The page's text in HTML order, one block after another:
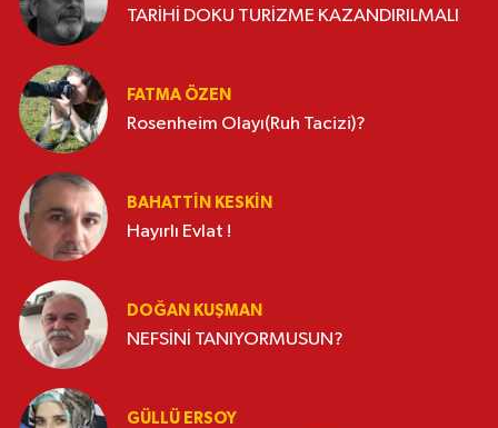
TARİHİ DOKU TURİZME KAZANDIRILMALI
FATMA ÖZEN
Rosenheim Olayı(Ruh Tacizi)?
BAHATTIN KESKİN
Hayırlı Evlat !
DOĞAN KUŞMAN
NEFSİNİ TANIYORMUSUN?
GÜLLÜ ERSOY